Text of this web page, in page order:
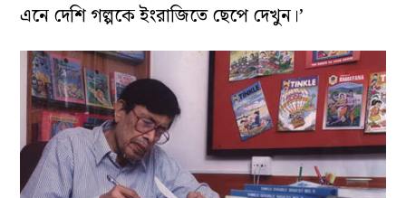
এনে দেশি গল্পকে ইংরাজিতে ছেপে দেখুন।’